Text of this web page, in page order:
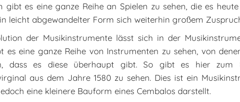
gibt es eine ganze Reihe an Spielen zu sehen, die es
leicht abgewandelter Form sich weiterhin großem
der Musikin­strumente lässt sich in der
es eine ganze Reihe von Instrumenten zu sehen, von
dass es diese überhaupt gibt. So gibt es hier zum
aus dem Jahre 1580 zu sehen. Dies ist ein
eine kleinere Bauform eines Cembalos darstellt.